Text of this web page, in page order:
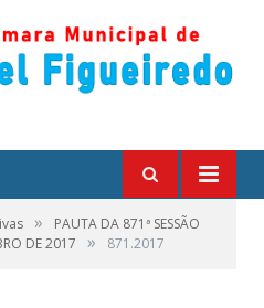
»
PAUTA DA 871ª SESSÃO
DE 2017
» 871.2017